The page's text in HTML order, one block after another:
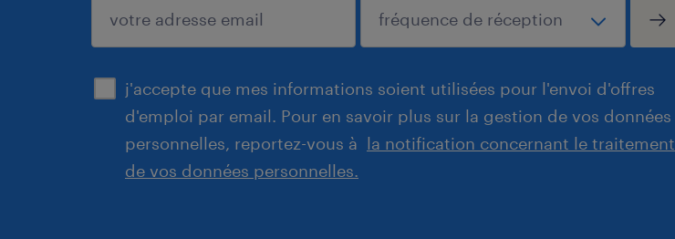
j'accepte que mes informations soient utilisées pour l'envoi d'offres
d'emploi par email. Pour en savoir plus sur la gestion de vos données
personnelles, reportez-vous à la notification concernant le traitement
de vos données personnelles.
enregistrer